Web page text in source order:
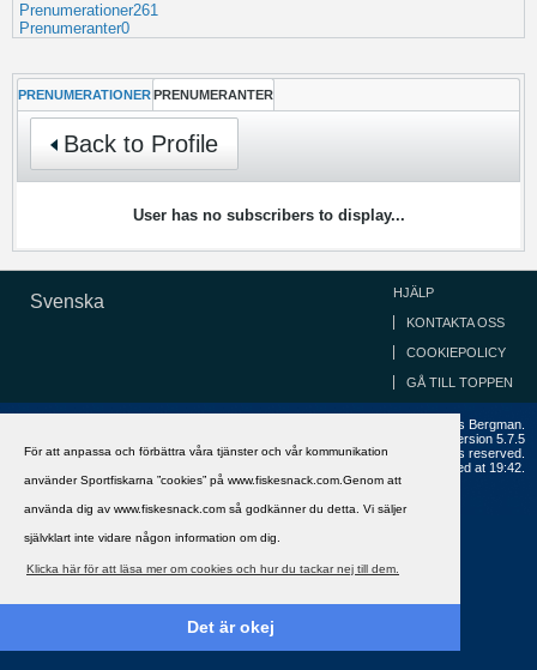
För att anpassa och förbättra våra tjänster och vår kommunikation
använder Sportfiskarna ”cookies” på www.fiskesnack.com.Genom att
använda dig av www.fiskesnack.com så godkänner du detta. Vi säljer
självklart inte vidare någon information om dig.
Klicka här för att läsa mer om cookies och hur du tackar nej till dem.
Det är okej
Prenumerationer261
Prenumeranter0
PRENUMERATIONER PRENUMERANTER
Back to Profile
User has no subscribers to display...
Svenska HJÄLP
KONTAKTA OSS
COOKIEPOLICY
GÅ TILL TOPPEN
Copyright ©2002 - 2021, FiskeSnack.com. Grundad 2002 av Anders Bergman.
Version 5.7.5
Copyright © 2026 MH Sub I, LLC dba vBulletin. All rights reserved.
All times are GMT+1. This page was generated at 19:42.